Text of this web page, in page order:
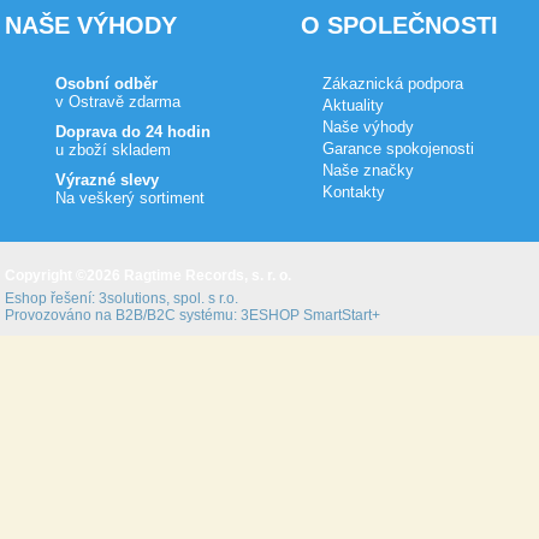
NAŠE VÝHODY
Osobní odběr
v Ostravě zdarma
Doprava do 24 hodin
u zboží skladem
Výrazné slevy
Na veškerý sortiment
O SPOLEČNOSTI
Zákaznická podpora
Aktuality
Naše výhody
Garance spokojenosti
Naše značky
Kontakty
Eshop řešení: 3solutions, spol. s r.o.
Provozováno na B2B/B2C systému: 3ESHOP SmartStart+